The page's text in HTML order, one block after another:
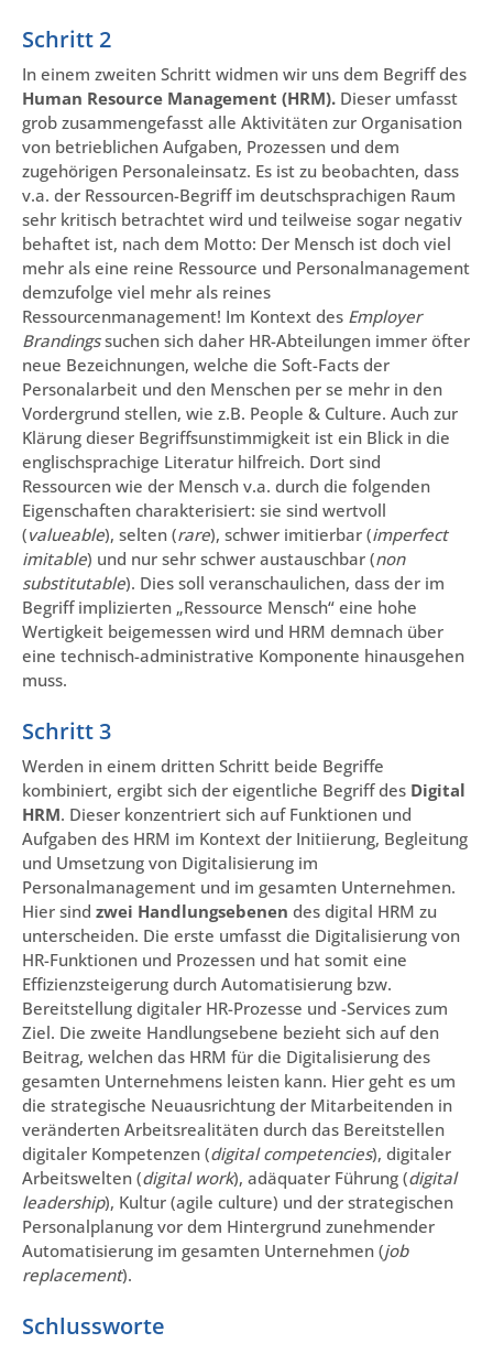
Schritt 2
In einem zweiten Schritt widmen wir uns dem Begriff des
Human Resource Management (HRM). Dieser umfasst
grob zusammengefasst alle Aktivitäten zur Organisation
von betrieblichen Aufgaben, Prozessen und dem
zugehörigen Personaleinsatz. Es ist zu beobachten, dass
v.a. der Ressourcen-Begriff im deutschsprachigen Raum
sehr kritisch betrachtet wird und teilweise sogar negativ
behaftet ist, nach dem Motto: Der Mensch ist doch viel
mehr als eine reine Ressource und Personalmanagement
demzufolge viel mehr als reines
Ressourcenmanagement! Im Kontext des Employer
Brandingssuchen sich daher HR-Abteilungen immer öfter
neue Bezeichnungen, welche die Soft-Facts der
Personalarbeit und den Menschen per se mehr in den
Vordergrund stellen, wie z.B. People & Culture. Auch zur
Klärung dieser Begriffsunstimmigkeit ist ein Blick in die
englischsprachige Literatur hilfreich. Dort sind
Ressourcen wie der Mensch v.a. durch die folgenden
Eigenschaften charakterisiert: sie sind wertvoll
(valueable), selten (rare), schwer imitierbar (imperfect
imitable) und nur sehr schwer austauschbar (non
substitutable). Dies soll veranschaulichen, dass der im
Begriff implizierten „Ressource Mensch“ eine hohe
Wertigkeit beigemessen wird und HRM demnach über
eine technisch-administrative Komponente hinausgehen
muss.
Schritt 3
Werden in einem dritten Schritt beide Begriffe
kombiniert, ergibt sich der eigentliche Begriff des Digital
HRM. Dieser konzentriert sich auf Funktionen und
Aufgaben des HRM im Kontext der Initiierung, Begleitung
und Umsetzung von Digitalisierung im
Personalmanagement und im gesamten Unternehmen.
Hier sind zwei Handlungsebenen des digital HRM zu
unterscheiden. Die erste umfasst die Digitalisierung von
HR-Funktionen und Prozessen und hat somit eine
Effizienzsteigerung durch Automatisierung bzw.
Bereitstellung digitaler HR-Prozesse und -Services zum
Ziel. Die zweite Handlungsebene bezieht sich auf den
Beitrag, welchen das HRM für die Digitalisierung des
gesamten Unternehmens leisten kann. Hier geht es um
die strategische Neuausrichtung der Mitarbeitenden in
veränderten Arbeitsrealitäten durch das Bereitstellen
digitaler Kompetenzen (digital competencies), digitaler
Arbeitswelten (digital work), adäquater Führung (digital
leadership), Kultur (agile culture) und der strategischen
Personalplanung vor dem Hintergrund zunehmender
Automatisierung im gesamten Unternehmen (job
replacement).
Schlussworte